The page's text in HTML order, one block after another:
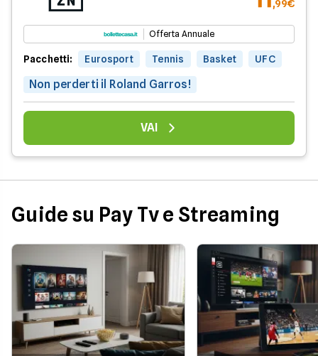
,99€
Offerta Annuale
Pacchetti: Eurosport Tennis Basket UFC
Non perderti il Roland Garros!
VAI
Guide su Pay Tv e Streaming